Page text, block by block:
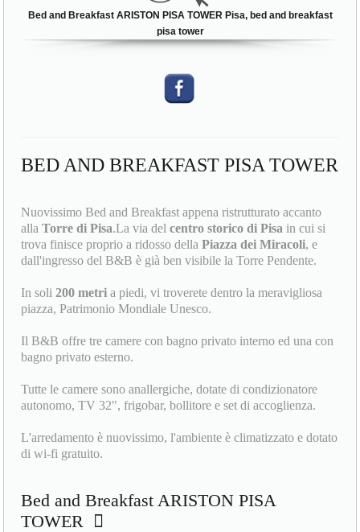
Bed and Breakfast ARISTON PISA TOWER Pisa, bed and breakfast
pisa tower
BED AND BREAKFAST PISA TOWER
Nuovissimo Bed and Breakfast appena ristrutturato accanto
allaTorre di Pisa.La via delcentro storico di Pisa in cui si
trova finisce proprio a ridosso dellaPiazza dei Miracoli, e
dall'ingresso del B&B è già ben visibile la Torre Pendente.
In soli 200 metri a piedi, vi troverete dentro la meravigliosa
piazza, Patrimonio Mondiale Unesco.
Il B&B offre tre camere con bagno privato interno ed una con
bagno privato esterno.
Tutte le camere sono anallergiche, dotate di condizionatore
autonomo, TV 32", frigobar, bollitore e set di accoglienza.
L'arredamento è nuovissimo, l'ambiente è climatizzato e dotato
di wi-fi gratuito.
Bed and Breakfast ARISTON PISA
TOWER